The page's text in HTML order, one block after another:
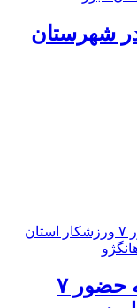
شهرستان
۲ مدال برنز نتیجه حضور ۷